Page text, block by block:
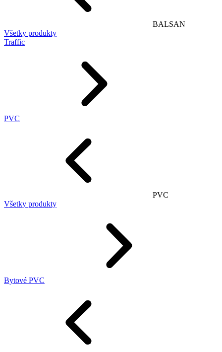
BALSAN
Všetky produkty
Traffic
PVC
PVC
Všetky produkty
Bytové PVC